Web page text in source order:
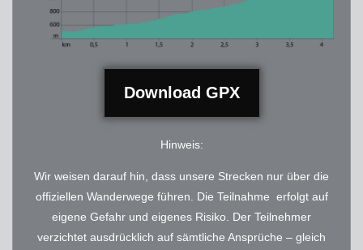
Download GPX
Hinweis:
Wir weisen darauf hin, dass unsere Strecken nur über die
offiziellen Wanderwege führen. Die Teilnahme erfolgt auf
eigene Gefahr und eigenes Risiko. Der Teilnehmer
verzichtet ausdrücklich auf sämtliche Ansprüche – gleich